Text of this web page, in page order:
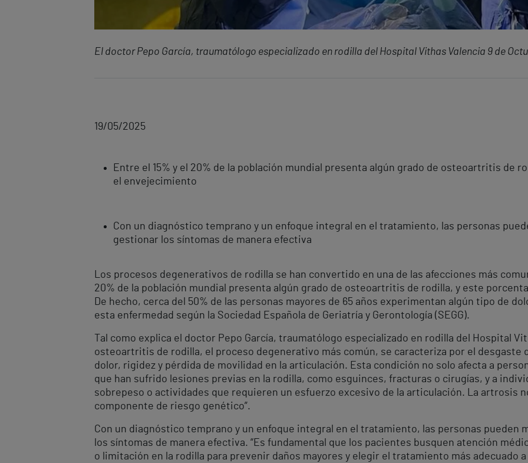
El doctor Pepo García, traumatólogo especializado en rodilla del Hospital Vithas Valencia 9 de
19/05/2025
Entre el 15% y el 20% de la población mundial presenta algún grado de osteoartritis de
el envejecimiento
Con un diagnóstico temprano y un enfoque integral en el tratamiento, las personas
gestionar los síntomas de manera efectiva
Los procesos degenerativos de rodilla se han convertido en una de las afecciones más
20% de la población mundial presenta algún grado de osteoartritis de rodilla, y este
De hecho, cerca del 50% de las personas mayores de 65 años experimentan algún tipo de
esta enfermedad según la Sociedad Española de Geriatría y Gerontología (SEGG).
Tal como explica el doctor Pepo García, traumatólogo especializado en rodilla del Hospital
osteoartritis de rodilla, el proceso degenerativo más común, se caracteriza por el desgaste
dolor, rigidez y pérdida de movilidad en la articulación. Esta condición no solo afecta a
que han sufrido lesiones previas en la rodilla, como esguinces, fracturas o cirugías, y a
sobrepeso o actividades que requieren un esfuerzo excesivo de la articulación. La artrosis
componente de riesgo genético”.
Con un diagnóstico temprano y un enfoque integral en el tratamiento, las personas pueden
los síntomas de manera efectiva. “Es fundamental que los pacientes busquen atención
o limitación en la rodilla para prevenir daños mayores y elegir el tratamiento más adecuado